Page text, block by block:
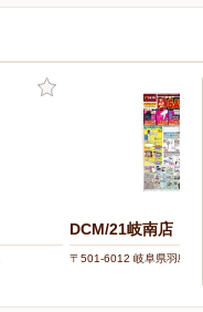
DCM/21岐南店
〒501-6012 岐阜県羽島郡